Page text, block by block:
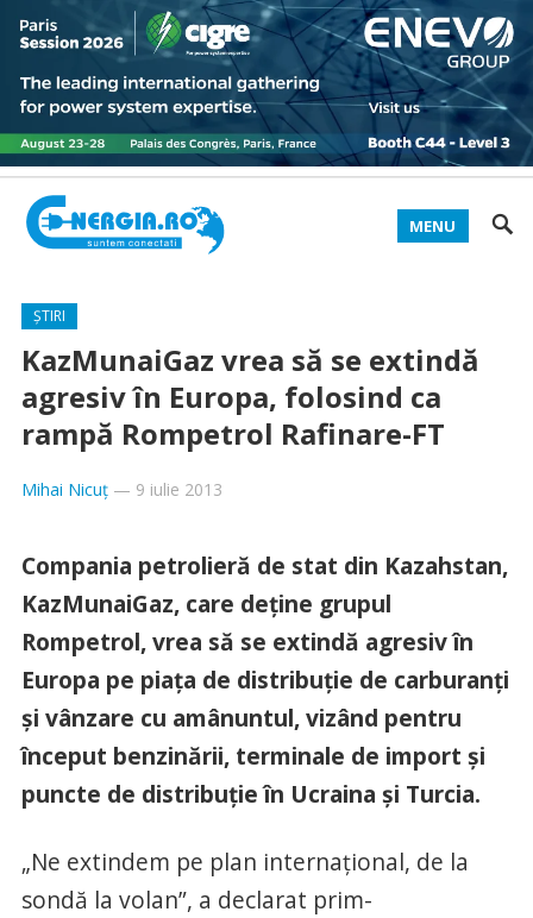
MENU
ȘTIRI
KazMunaiGaz vrea să se extindă
agresiv în Europa, folosind ca
rampă Rompetrol Rafinare-FT
Mihai Nicuț— 9 iulie 2013
Compania petrolieră de stat din Kazahstan,
KazMunaiGaz, care deţine grupul
Rompetrol, vrea să se extindă agresiv în
Europa pe piaţa de distribuţie de carburanţi
şi vânzare cu amânuntul, vizând pentru
început benzinării, terminale de import şi
puncte de distribuţie în Ucraina şi Turcia.
„Ne extindem pe plan internaţional, de la
sondă la volan”, a declarat prim-